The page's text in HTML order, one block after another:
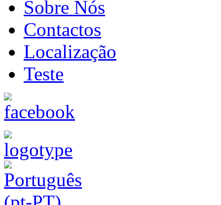
Sobre Nós
Contactos
Localização
Teste